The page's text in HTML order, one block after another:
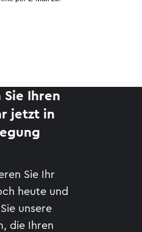
Sie Ihren
jetzt in
Sie Ihr
heute und
unsere
die Ihren